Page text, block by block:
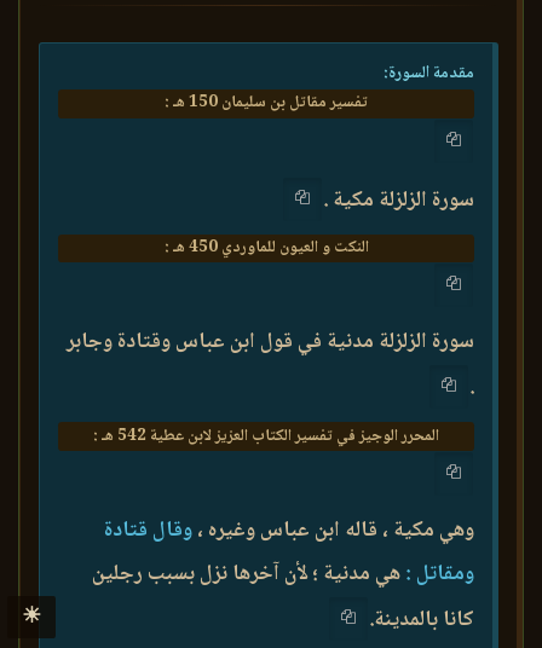
مقدمة السورة:
تفسير مقاتل بن سليمان 150 هـ :
سورة الزلزلة مكية .
النكت و العيون للماوردي 450 هـ :
سورة الزلزلة مدنية في قول ابن عباس وقتادة وجابر
.
المحرر الوجيز في تفسير الكتاب العزيز لابن عطية 542 هـ :
وهي مكية ، قاله ابن عباس وغيره ،وقال قتادة
ومقاتل :هي مدنية ؛ لأن آخرها نزل بسبب رجلين
كانا بالمدينة.
☀